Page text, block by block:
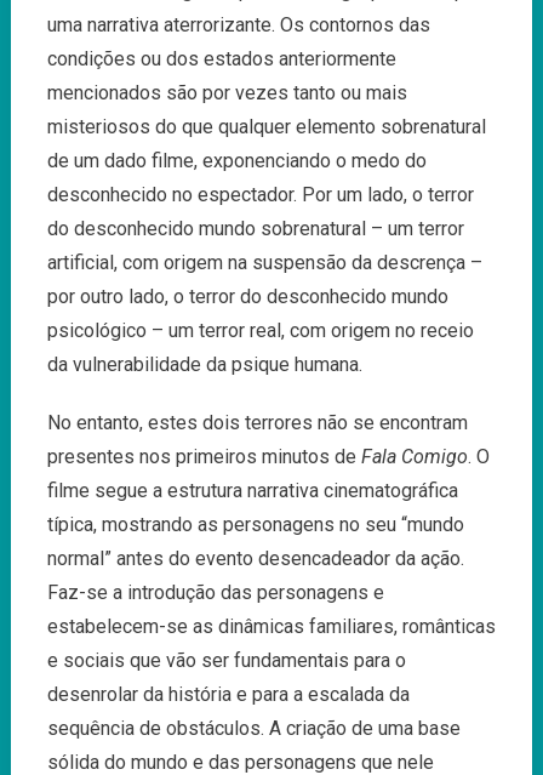
uma narrativa aterrorizante. Os contornos das
condições ou dos estados anteriormente
mencionados são por vezes tanto ou mais
misteriosos do que qualquer elemento sobrenatural
de um dado filme, exponenciando o medo do
desconhecido no espectador. Por um lado, o terror
do desconhecido mundo sobrenatural – um terror
artificial, com origem na suspensão da descrença –
por outro lado, o terror do desconhecido mundo
psicológico – um terror real, com origem no receio
da vulnerabilidade da psique humana.
No entanto, estes dois terrores não se encontram
presentes nos primeiros minutos de Fala Comigo. O
filme segue a estrutura narrativa cinematográfica
típica, mostrando as personagens no seu “mundo
normal” antes do evento desencadeador da ação.
Faz-se a introdução das personagens e
estabelecem-se as dinâmicas familiares, românticas
e sociais que vão ser fundamentais para o
desenrolar da história e para a escalada da
sequência de obstáculos. A criação de uma base
sólida do mundo e das personagens que nele